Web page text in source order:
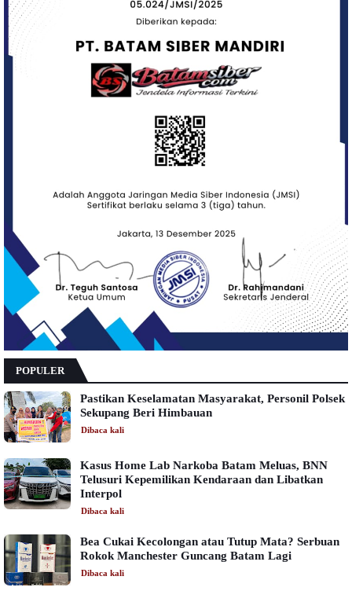
POPULER
Pastikan Keselamatan Masyarakat, Personil Polsek
Sekupang Beri Himbauan
Dibaca kali
Kasus Home Lab Narkoba Batam Meluas, BNN
Telusuri Kepemilikan Kendaraan dan Libatkan
Interpol
Dibaca kali
Bea Cukai Kecolongan atau Tutup Mata? Serbuan
Rokok Manchester Guncang Batam Lagi
Dibaca kali